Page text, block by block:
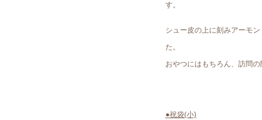
す。
シュー皮の上に刻みアーモ
た。
おやつにはもちろん、訪問
●祝袋(小)